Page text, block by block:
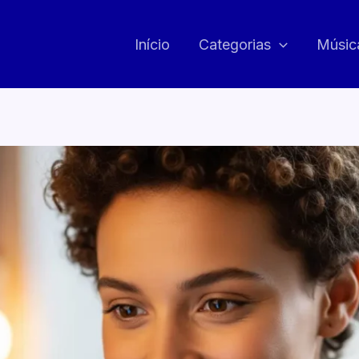
Início Categorias